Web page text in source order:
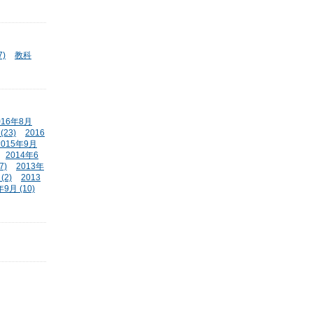
教科
年8月
2016
年9月
2014年6
2013年
2013
9月 (10)